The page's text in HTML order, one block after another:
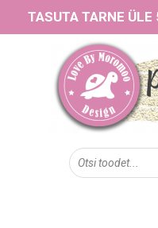
TASUTA TARNE